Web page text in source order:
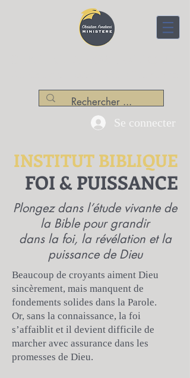
Se connecter
INSTITUT BIBLIQUE
FOI & PUISSANCE
Plongez dans l’étude vivante de
la Bible pour grandir
dans la foi, la révélation et la
puissance de Dieu
Beaucoup de croyants aiment Dieu
sincèrement, mais manquent de
fondements solides dans la Parole.
Or, sans la connaissance, la foi
s’affaiblit et il devient difficile de
marcher avec assurance dans les
promesses de Dieu.